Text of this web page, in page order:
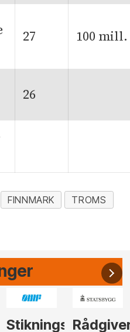
27 100 mill.
26
FINNMARK TROMS
Rådgiver